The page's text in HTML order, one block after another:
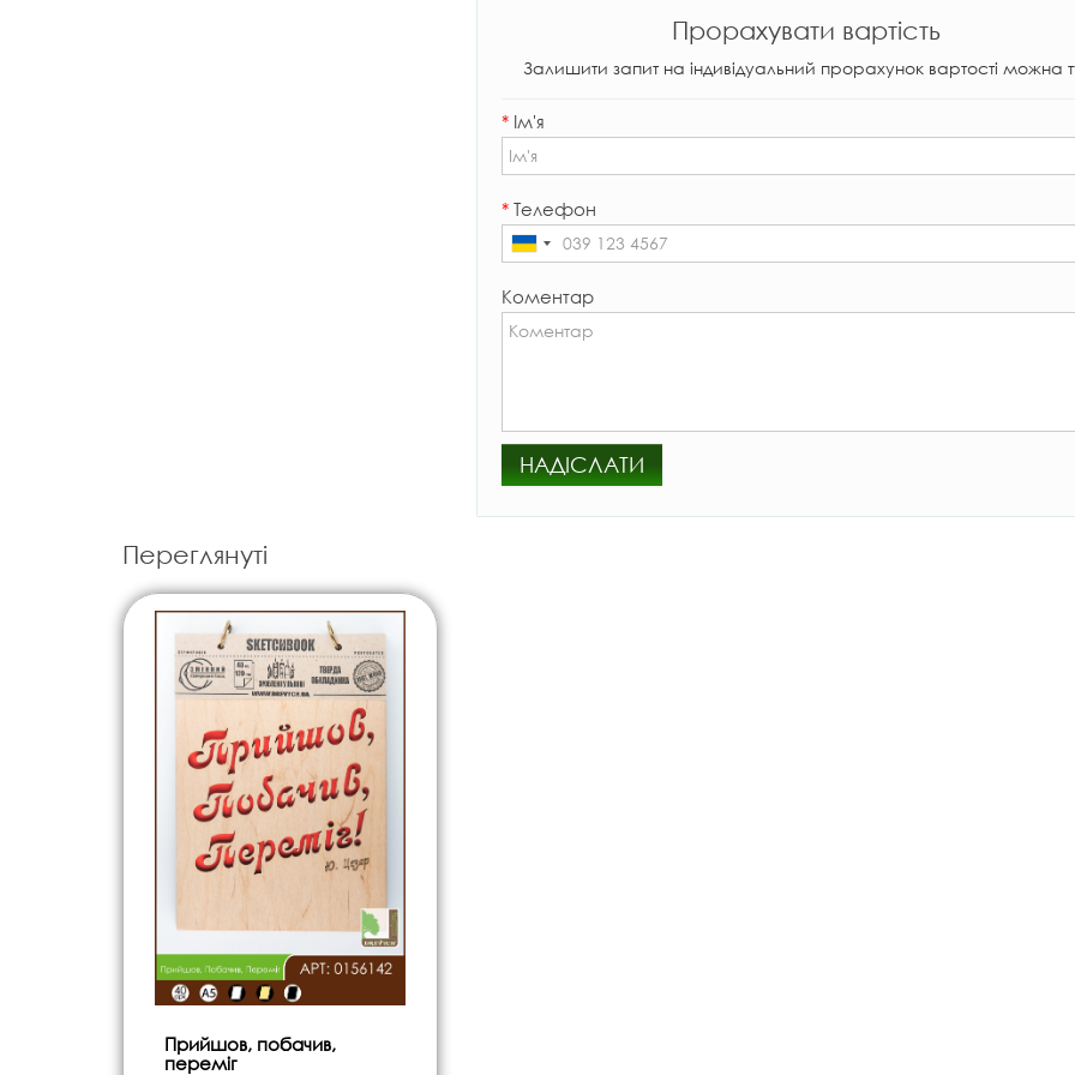
Прорахувати вартість
Залишити запит на індивідуальний прорахунок вартості можна
* Ім'я
* Телефон
Коментар
НАДІСЛАТИ
Переглянуті
Прийшов, побачив,
переміг